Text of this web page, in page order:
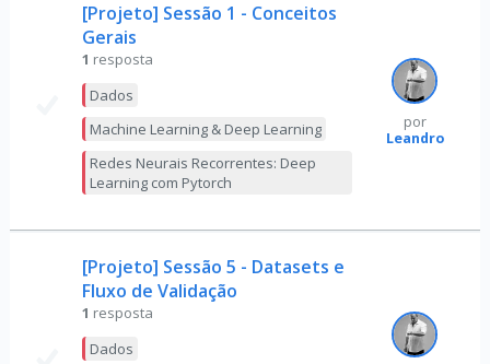
[Projeto] Sessão 1 - Conceitos
Gerais
1 resposta
Dados
Machine Learning & Deep Learning
Redes Neurais Recorrentes: Deep
Learning com Pytorch
por
Leandro
[Projeto] Sessão 5 - Datasets e
Fluxo de Validação
1 resposta
Dados